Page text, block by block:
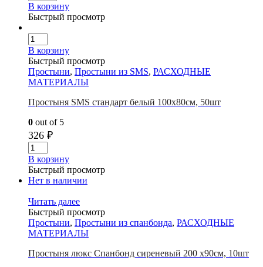
В корзину
Быстрый просмотр
В корзину
Быстрый просмотр
Простыни, Простыни из SMS, РАСХОДНЫЕ
МАТЕРИАЛЫ
Простыня SMS стандарт белый 100х80см, 50шт
0 out of 5
326 ₽
В корзину
Быстрый просмотр
Нет в наличии
Читать далее
Быстрый просмотр
Простыни, Простыни из спанбонда, РАСХОДНЫЕ
МАТЕРИАЛЫ
Простыня люкс Спанбонд сиреневый 200 х90см, 10шт